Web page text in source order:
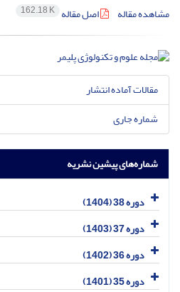
مشاهده مقاله
اصل مقاله 162.18 K
مقالات آماده انتشار
شماره جاری
شماره‌های پیشین نشریه
دوره 38 (1404)
دوره 37 (1403)
دوره 36 (1402)
دوره 35 (1401)